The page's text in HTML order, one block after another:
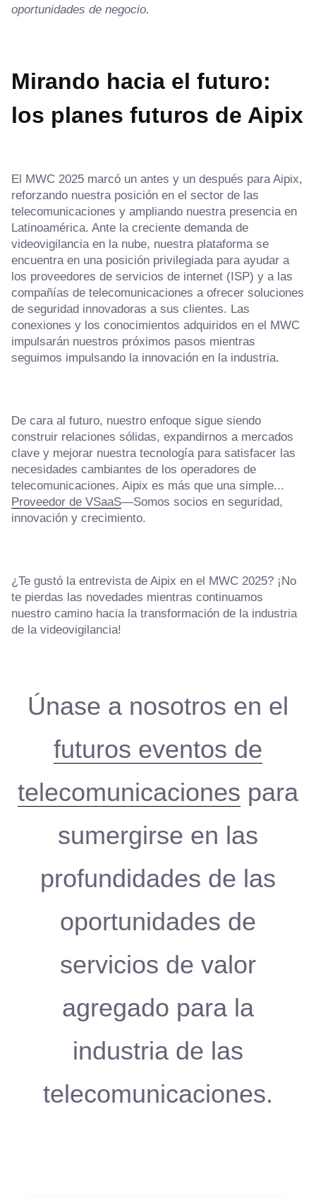
oportunidades de negocio.
Mirando hacia el futuro:
los planes futuros de Aipix
El MWC 2025 marcó un antes y un después para Aipix,
reforzando nuestra posición en el sector de las
telecomunicaciones y ampliando nuestra presencia en
Latinoamérica. Ante la creciente demanda de
videovigilancia en la nube, nuestra plataforma se
encuentra en una posición privilegiada para ayudar a
los proveedores de servicios de internet (ISP) y a las
compañías de telecomunicaciones a ofrecer soluciones
de seguridad innovadoras a sus clientes. Las
conexiones y los conocimientos adquiridos en el MWC
impulsarán nuestros próximos pasos mientras
seguimos impulsando la innovación en la industria.
De cara al futuro, nuestro enfoque sigue siendo
construir relaciones sólidas, expandirnos a mercados
clave y mejorar nuestra tecnología para satisfacer las
necesidades cambiantes de los operadores de
telecomunicaciones. Aipix es más que una simple...
Proveedor de VSaaS—Somos socios en seguridad,
innovación y crecimiento.
¿Te gustó la entrevista de Aipix en el MWC 2025? ¡No
te pierdas las novedades mientras continuamos
nuestro camino hacia la transformación de la industria
de la videovigilancia!
Únase a nosotros en el
futuros eventos de
telecomunicaciones para
sumergirse en las
profundidades de las
oportunidades de
servicios de valor
agregado para la
industria de las
telecomunicaciones.